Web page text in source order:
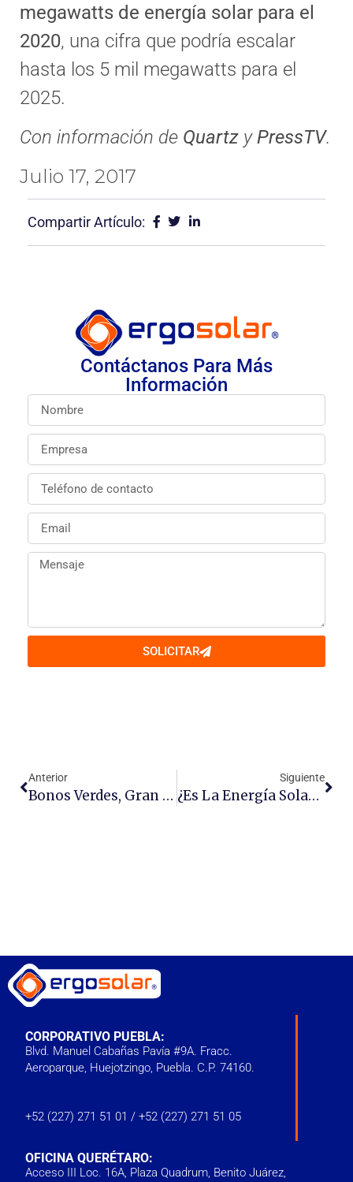
megawatts de energía solar para el
2020, una cifra que podría escalar
hasta los 5 mil megawatts para el
2025.
Con información de Quartz yPressTV.
Julio 17, 2017
Compartir Artículo:
Contáctanos Para Más
Información
SOLICITAR
Anterior
Bonos Verdes, Gran Oportunidad Para Invertir
Siguiente
¿Es La Energía Solar Suficiente Para Iluminar El Mundo?
CORPORATIVO PUEBLA:
Blvd. Manuel Cabañas Pavía #9A. Fracc.
Aeroparque, Huejotzingo, Puebla. C.P. 74160.
+52 (227) 271 51 01 / +52 (227) 271 51 05
OFICINA QUERÉTARO:
Acceso III Loc. 16A, Plaza Quadrum, Benito Juárez,